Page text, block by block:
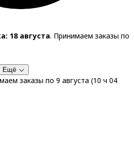
18 августа. Принимаем заказы по
Ещё
заказы по 9 августа (10 ч 04